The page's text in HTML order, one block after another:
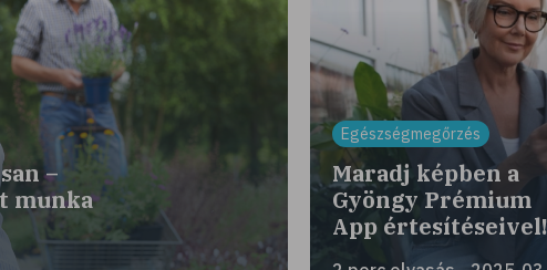
–
munka
Egészségmegőrzés
Maradj képben a
Gyöngy Prémium
App értesítéseivel!